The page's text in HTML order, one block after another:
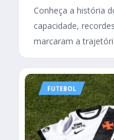
Conheça a história
capacidade,
marcaram a
FUTEBOL